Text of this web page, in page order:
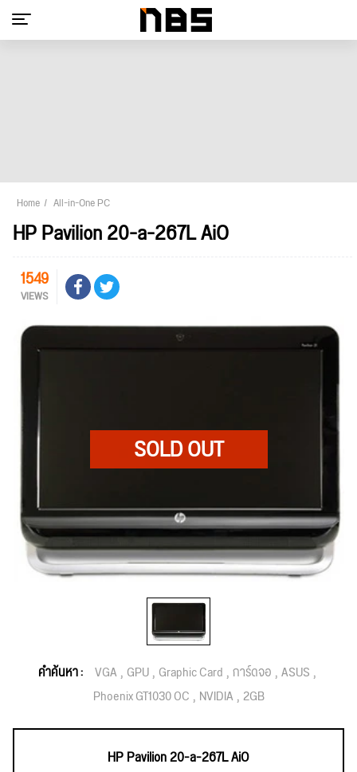
Home All-in-One PC
HP Pavilion 20-a-267L AiO
1549
VIEWS
คำค้นหา : VGA GPU Graphic Card การ์ดจอ ASUS
Phoenix GT1030 OC NVIDIA 2GB
HP Pavilion 20-a-267L AiO